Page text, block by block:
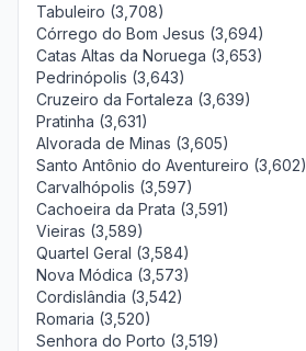
Tabuleiro (3,708)
Córrego do Bom Jesus (3,694)
Catas Altas da Noruega (3,653)
Pedrinópolis (3,643)
Cruzeiro da Fortaleza (3,639)
Pratinha (3,631)
Alvorada de Minas (3,605)
Santo Antônio do Aventureiro (3,602)
Carvalhópolis (3,597)
Cachoeira da Prata (3,591)
Vieiras (3,589)
Quartel Geral (3,584)
Nova Módica (3,573)
Cordislândia (3,542)
Romaria (3,520)
Senhora do Porto (3,519)